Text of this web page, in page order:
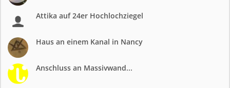
Attika auf 24er Hochlochziegel
Haus an einem Kanal in Nancy
Anschluss an Massivwand...